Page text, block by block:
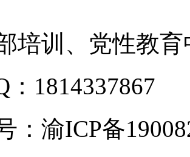
培训、党性教
：1814337867
：渝ICP备